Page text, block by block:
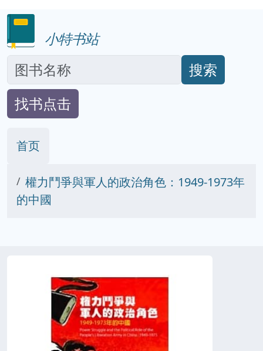
小特书站
搜索
找书点击
首页
權力鬥爭與軍人的政治角色：1949-1973年
的中國